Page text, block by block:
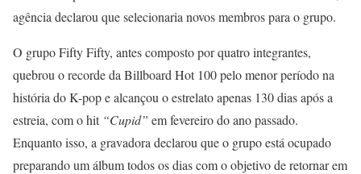
agência declarou que selecionaria novos membros para o grupo.
O grupo Fifty Fifty, antes composto por quatro integrantes,
quebrou o recorde da Billboard Hot 100 pelo menor período na
história do K-pop e alcançou o estrelato apenas 130 dias após a
estreia, com o hit “Cupid” em fevereiro do ano passado.
Enquanto isso, a gravadora declarou que o grupo está ocupado
preparando um álbum todos os dias com o objetivo de retornar em